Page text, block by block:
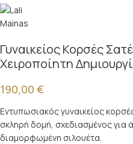
Γυναικείος Κορσές
Χειροποίητη
190,00 €
Εντυπωσιακός γυναικείος
σκληρή δομή, σχεδιασμένος για
διαμορφωμένη σιλουέτα.